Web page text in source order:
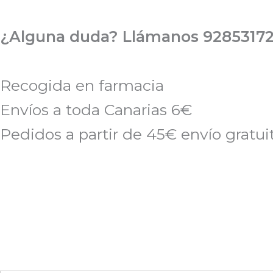
al
¿Alguna duda? Llámanos
Recogida en farmacia
Envíos a toda Canarias 6€
Pedidos a partir de 45€ envío